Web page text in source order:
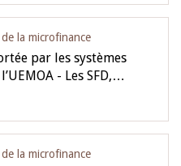
la microfinance
par les systèmes
- Les SFD,…
la microfinance